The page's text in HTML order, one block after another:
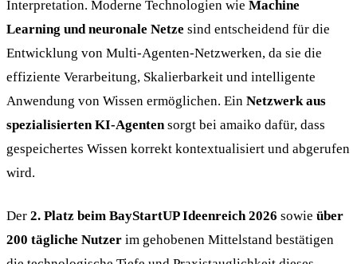
Interpretation. Moderne Technologien wie Machine
Learning und neuronale Netze sind entscheidend für die
Entwicklung von Multi-Agenten-Netzwerken, da sie die
effiziente Verarbeitung, Skalierbarkeit und intelligente
Anwendung von Wissen ermöglichen. Ein Netzwerk aus
spezialisierten KI-Agentensorgt bei amaiko dafür, dass
gespeichertes Wissen korrekt kontextualisiert und abgerufen
wird.
Der 2. Platz beim BayStartUP Ideenreich 2026 sowie über
200 tägliche Nutzer im gehobenen Mittelstand bestätigen